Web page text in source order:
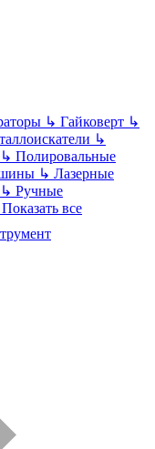
↳ Гайковерт ↳
↳
↳ Полировальные
↳ Лазерные
↳ Ручные
Показать все